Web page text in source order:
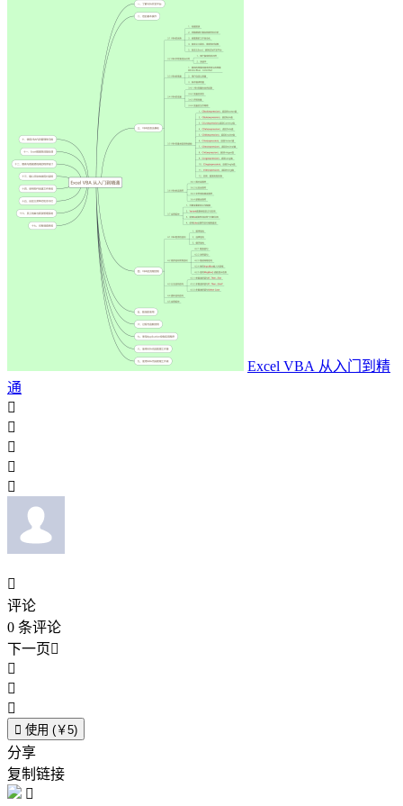
Excel VBA 从入门到精
通






评论
0 条评论
下一页



 使用 (￥5)
分享
复制链接
